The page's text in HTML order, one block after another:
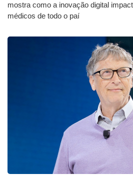
mostra como a inovação digital
médicos de todo o paí